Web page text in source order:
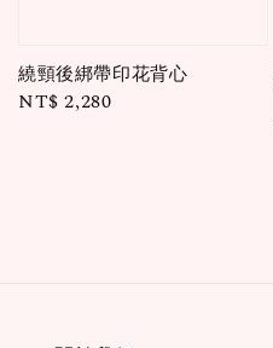
繞頸後綁帶印花背心
Regular
NT$ 2,280